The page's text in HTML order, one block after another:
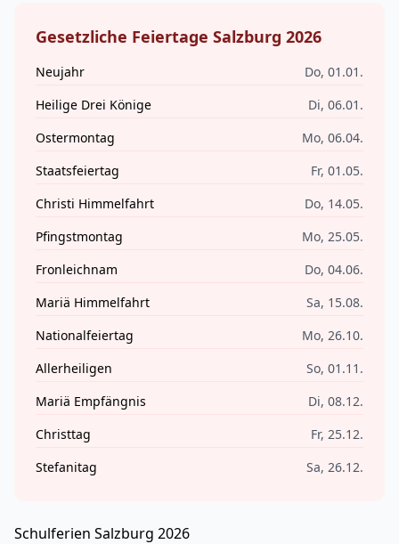
Gesetzliche Feiertage Salzburg 2026
Neujahr
Do, 01.01.
Heilige Drei Könige
Di, 06.01.
Ostermontag
Mo, 06.04.
Staatsfeiertag
Fr, 01.05.
Christi Himmelfahrt
Do, 14.05.
Pfingstmontag
Mo, 25.05.
Fronleichnam
Do, 04.06.
Mariä Himmelfahrt
Sa, 15.08.
Nationalfeiertag
Mo, 26.10.
Allerheiligen
So, 01.11.
Mariä Empfängnis
Di, 08.12.
Christtag
Fr, 25.12.
Stefanitag
Sa, 26.12.
Schulferien Salzburg 2026